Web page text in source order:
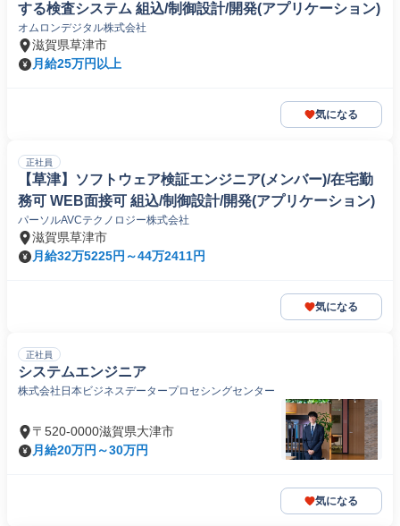
する検査システム 組込/制御設計/開発(アプリケーション)
オムロンデジタル株式会社
滋賀県草津市
月給25万円以上
気になる
正社員
【草津】ソフトウェア検証エンジニア(メンバー)/在宅勤
務可 WEB面接可 組込/制御設計/開発(アプリケーション)
パーソルAVCテクノロジー株式会社
滋賀県草津市
月給32万5225円～44万2411円
気になる
正社員
システムエンジニア
株式会社日本ビジネスデータープロセシングセンター
〒520-0000滋賀県大津市
月給20万円～30万円
気になる